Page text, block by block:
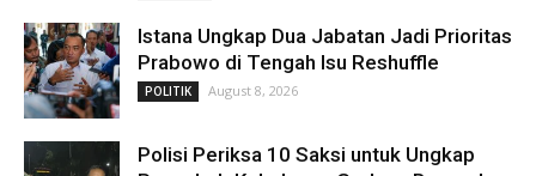
Istana Ungkap Dua Jabatan Jadi Prioritas
Prabowo di Tengah Isu Reshuffle
POLITIK August 8, 2026
Polisi Periksa 10 Saksi untuk Ungkap